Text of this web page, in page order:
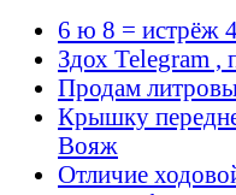
6 ю 8 = истрёж
Здох Telegram ,
Продам
Крышку
Вояж
Отличие